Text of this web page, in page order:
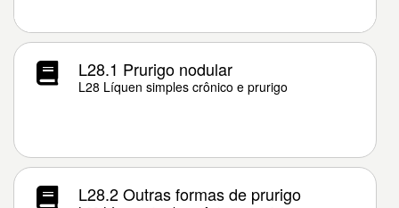
L28.1 Prurigo nodular
L28 Líquen simples crônico e prurigo
L28.2 Outras formas de prurigo